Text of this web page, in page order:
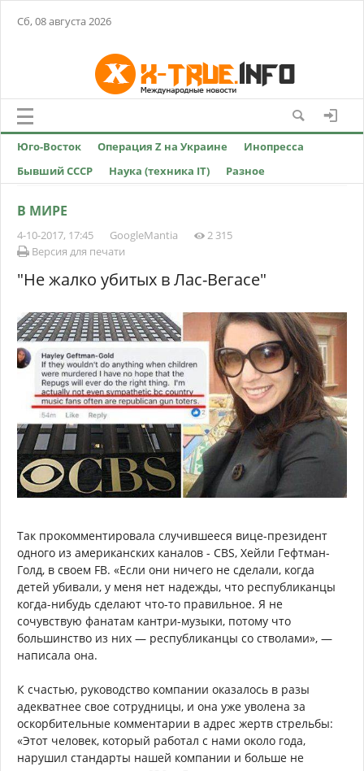
Сб, 08 августа 2026
Юго-Восток Операция Z на Украине
Инопресса
Бывший СССР
Наука (техника IT) Разное
В МИРЕ
4-10-2017, 17:45 GoogleMantia
2 315
Версия для печати
"Не жалко убитых в Лас-Вегасе"
Так прокомментировала случившееся вице-президент
одного из американских каналов - CBS, Хейли Гефтман-
Голд, в своем FB. «Если они ничего не сделали, когда
детей убивали, у меня нет надежды, что республиканцы
когда-нибудь сделают что-то правильное. Я не
сочувствую фанатам кантри-музыки, потому что
большинство из них — республиканцы со стволами», —
написала она.
К счастью, руководство компании оказалось в разы
адекватнее свое сотрудницы, и она уже уволена за
оскорбительные комментарии в адрес жертв стрельбы:
«Этот человек, который работал с нами около года,
нарушил стандарты нашей компании и больше не